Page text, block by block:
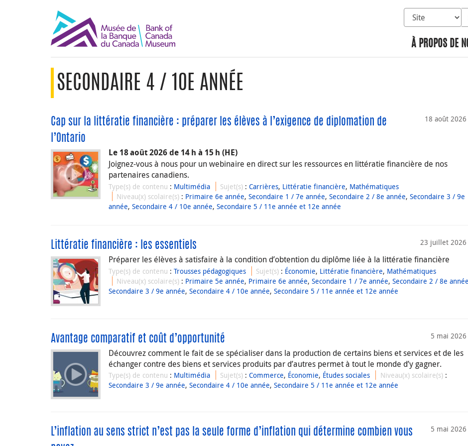
Sélectionnez la
Rechercher dans
À PROPOS DE
SECONDAIRE 4 / 10E ANNÉE
18 août 2026
Cap sur la littératie financière : préparer les élèves à l’exigence de diplomation de
l’Ontario
Le 18 août 2026 de 14 h à 15 h (HE)
Joignez-vous à nous pour un webinaire en direct sur les ressources en littératie financière de nos
partenaires canadiens.
Type(s) de contenu : Multimédia Sujet(s) :Carrières, Littératie financière, Mathématiques
Niveau(x) scolaire(s) : Primaire 6e année,Secondaire 1 / 7e année,Secondaire 2 / 8e année,Secondaire 3 / 9e
année, Secondaire 4 / 10e année, Secondaire 5 / 11e année et 12e année
23 juillet 2026
Littératie financière : les essentiels
Préparer les élèves à satisfaire à la condition d’obtention du diplôme liée à la littératie financière
Type(s) de contenu : Trousses pédagogiques Sujet(s) : Économie, Littératie financière, Mathématiques
Niveau(x) scolaire(s) : Primaire 5e année, Primaire 6e année,Secondaire 1 / 7e année,Secondaire 2 / 8e année
Secondaire 3 / 9e année, Secondaire 4 / 10e année, Secondaire 5 / 11e année et 12e année
5 mai 2026
Avantage comparatif et coût d’opportunité
Découvrez comment le fait de se spécialiser dans la production de certains biens et services et de les
échanger contre des biens et services produits par d’autres permet à tout le monde d’y gagner.
Type(s) de contenu : Multimédia Sujet(s) :Commerce, Économie, Études sociales Niveau(x) scolaire(s) :
Secondaire 3 / 9e année, Secondaire 4 / 10e année, Secondaire 5 / 11e année et 12e année
5 mai 2026
L’inflation au sens strict n’est pas la seule forme d’inflation qui détermine combien vous